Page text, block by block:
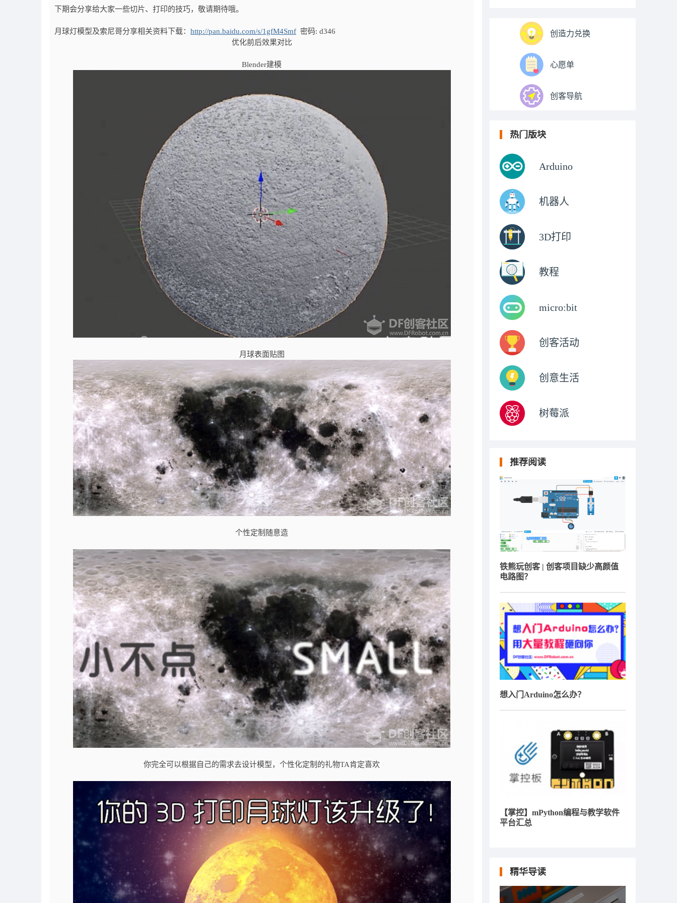
下期会分享给大家一些切片、打印的技巧，敬请期待哦。
月球灯模型及索尼哥分享相关资料下载： http://pan.baidu.com/s/1gfM4Smf 密码: d346
优化前后效果对比
Blender建模
月球表面贴图
个性定制随意造
你完全可以根据自己的需求去设计模型，个性化定制的礼物TA肯定喜欢
创造力兑换
心愿单
创客导航
热门版块
Arduino
机器人
3D打印
教程
micro:bit
创客活动
创意生活
树莓派
推荐阅读
铁熊玩创客 | 创客项目缺少高颜值
电路图？
想入门Arduino怎么办？
【掌控】mPython编程与教学软件
平台汇总
精华导读